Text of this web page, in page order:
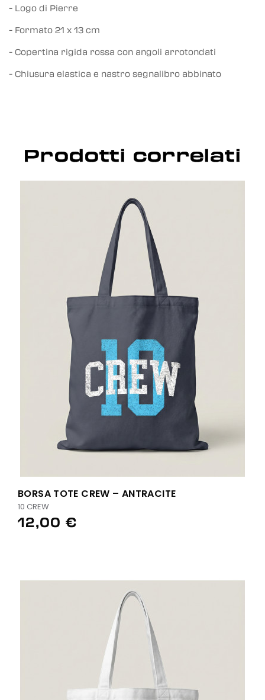
- Logo di Pierre
- Formato 21 x 13 cm
- Copertina rigida rossa con angoli arrotondati
- Chiusura elastica e nastro segnalibro abbinato
Prodotti correlati
BORSA TOTE CREW – ANTRACITE
10 CREW
12,00 €